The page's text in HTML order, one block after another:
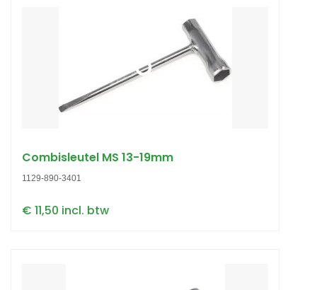
Combisleutel MS 13-19mm
1129-890-3401
€ 11,50 incl. btw